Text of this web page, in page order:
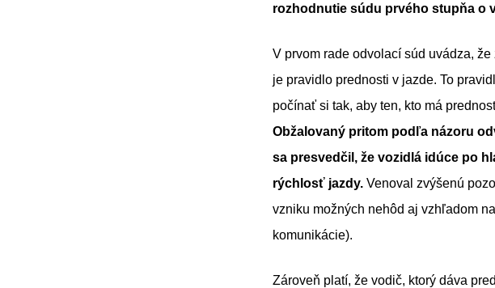
rozhodnutie súdu prvého stupňa o
V prvom rade odvolací súd uvádza,
je pravidlo prednosti v jazde. To
počínať si tak, aby ten, kto má
Obžalovaný pritom podľa názoru
sa presvedčil, že vozidlá idúce po
rýchlosť jazdy. Venoval zvýšenú
vzniku možných nehôd aj vzhľadom
komunikácie).
Zároveň platí, že vodič, ktorý dáva